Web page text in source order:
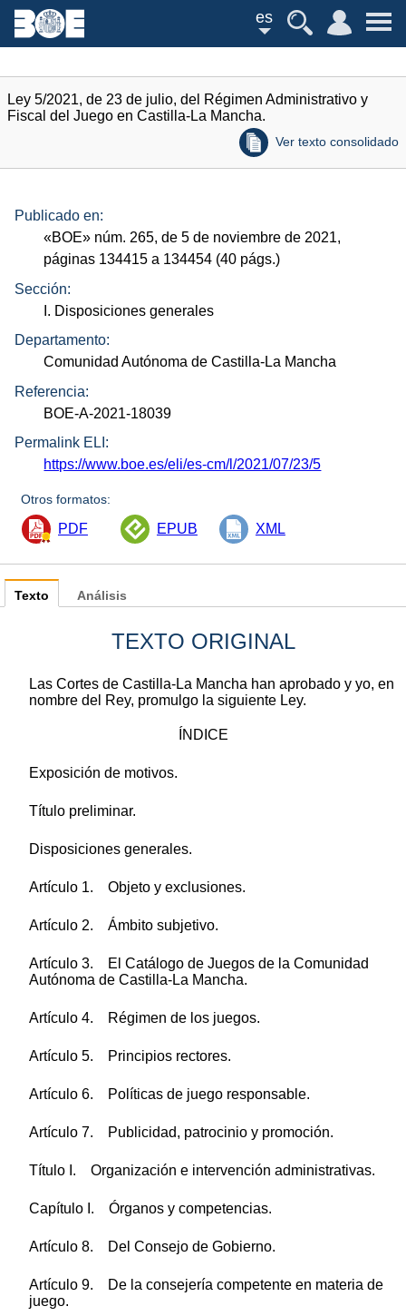
es
Ley 5/2021, de 23 de julio, del Régimen Administrativo y
Fiscal del Juego en Castilla-La Mancha.
Ver texto consolidado
Publicado en:
«BOE» núm. 265, de 5 de noviembre de 2021,
páginas 134415 a 134454 (40 págs.)
Sección:
I. Disposiciones generales
Departamento:
Comunidad Autónoma de Castilla-La Mancha
Referencia:
BOE-A-2021-18039
Permalink ELI:
https://www.boe.es/eli/es-cm/l/2021/07/23/5
Otros formatos:
PDF EPUB XML
Texto
TEXTO ORIGINAL
Las Cortes de Castilla-La Mancha han aprobado y yo, en
nombre del Rey, promulgo la siguiente Ley.
ÍNDICE
Exposición de motivos.
Título preliminar.
Disposiciones generales.
Artículo 1. Objeto y exclusiones.
Artículo 2. Ámbito subjetivo.
Artículo 3. El Catálogo de Juegos de la Comunidad
Autónoma de Castilla-La Mancha.
Artículo 4. Régimen de los juegos.
Artículo 5. Principios rectores.
Artículo 6. Políticas de juego responsable.
Artículo 7. Publicidad, patrocinio y promoción.
Título I. Organización e intervención administrativas.
Capítulo I. Órganos y competencias.
Artículo 8. Del Consejo de Gobierno.
Artículo 9. De la consejería competente en materia de
juego.
Análisis